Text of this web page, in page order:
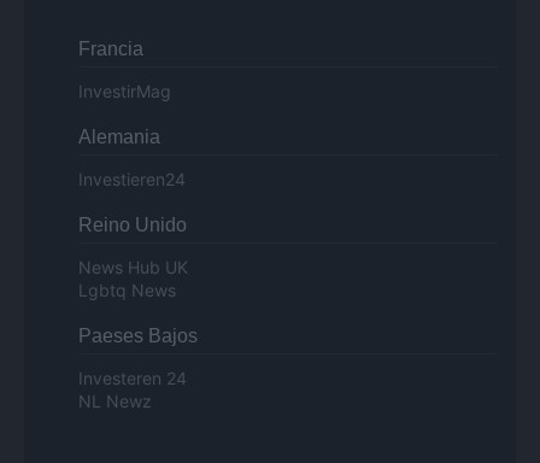
Francia
InvestirMag
Alemania
Investieren24
Reino Unido
News Hub UK
Lgbtq News
Paeses Bajos
Investeren 24
NL Newz